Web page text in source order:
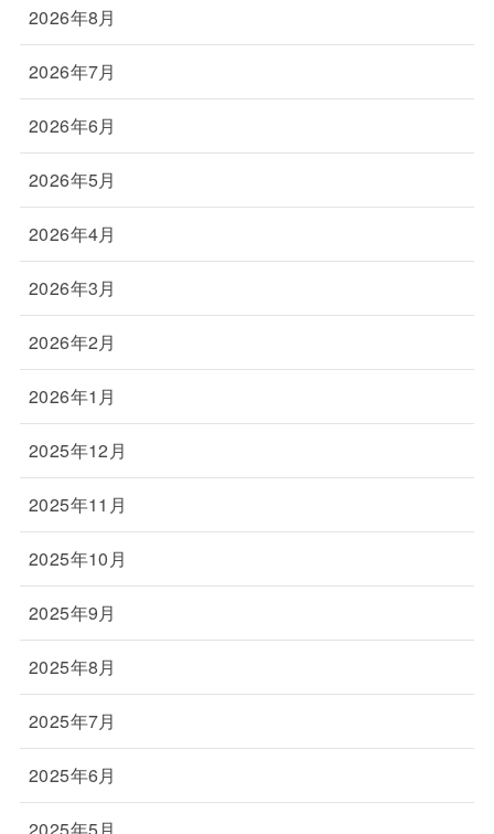
2026年8月
2026年7月
2026年6月
2026年5月
2026年4月
2026年3月
2026年2月
2026年1月
2025年12月
2025年11月
2025年10月
2025年9月
2025年8月
2025年7月
2025年6月